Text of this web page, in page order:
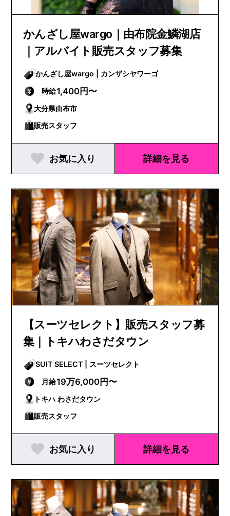
かんざし屋wargo｜由布院金鱗湖店
｜アルバイト販売スタッフ募集
かんざし屋wargo | カンザシヤワーゴ
時給1,400円〜
大分県由布市
販売スタッフ
お気に入り 詳細を見る
【スーツセレクト】販売スタッフ募
集｜トキハわさだタウン
SUIT SELECT | スーツセレクト
月給19万6,000円〜
トキハ わさだタウン
販売スタッフ
お気に入り 詳細を見る